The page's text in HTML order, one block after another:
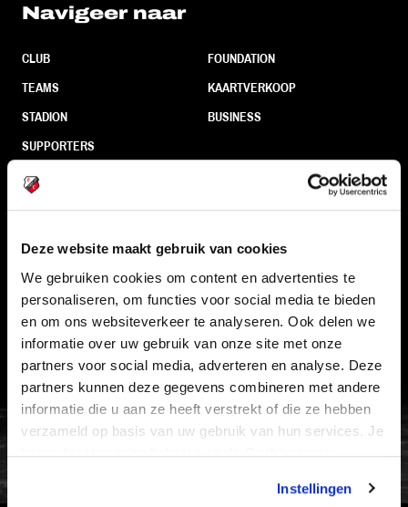
Deze website maakt gebruik van cookies
We gebruiken cookies om content en advertenties te
personaliseren, om functies voor social media te bieden
en om ons websiteverkeer te analyseren. Ook delen we
informatie over uw gebruik van onze site met onze
partners voor social media, adverteren en analyse. Deze
partners kunnen deze gegevens combineren met andere
informatie die u aan ze heeft verstrekt of die ze hebben
verzameld op basis van uw gebruik van hun services. Je
kan je toestemming beheren op de Cookiepagina.
Instellingen
Navigeer naar
CLUB
TEAMS
STADION
SUPPORTERS
FOUNDATION
KAARTVERKOOP
BUSINESS
VEELGESTELDE VRAGEN
CONTACT
WERKEN BIJ
VERTROUWENSPERSOON
FC Utrecht<br>vanuit<br>het